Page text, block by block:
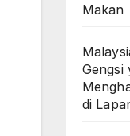
Makan
Gengsi
di